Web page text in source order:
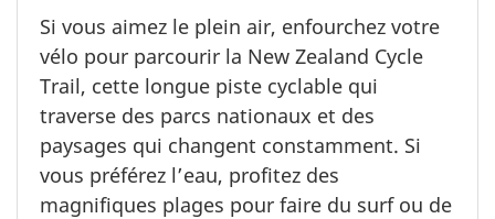
Si vous aimez le plein air, enfourchez votre
vélo pour parcourir la New Zealand Cycle
Trail, cette longue piste cyclable qui
traverse des parcs nationaux et des
paysages qui changent constamment. Si
vous préférez l’eau, profitez des
magnifiques plages pour faire du surf ou de